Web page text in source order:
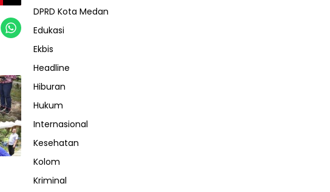
DPRD Kota Medan
Edukasi
Ekbis
Headline
Hiburan
Hukum
Internasional
Kesehatan
Kolom
Kriminal